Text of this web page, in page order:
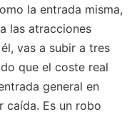
la entrada misma,
las atracciones
vas a subir a tres
que el coste real
general en
caída. Es un robo